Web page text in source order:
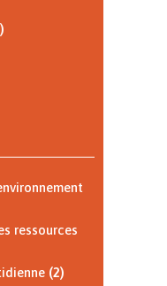
ressources
(2)